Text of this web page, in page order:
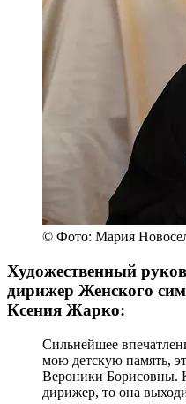
© Фото: Мария
Художественный
дирижер Женского
Ксения Жарко:
Сильнейшее
мою детскую память,
Вероники Борисовны.
дирижер, то она